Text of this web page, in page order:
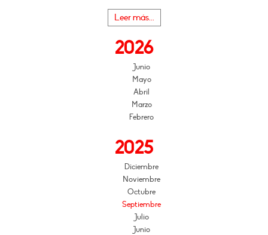
Leer más...
2026
Junio
Mayo
Abril
Marzo
Febrero
2025
Diciembre
Noviembre
Octubre
Septiembre
Julio
Junio